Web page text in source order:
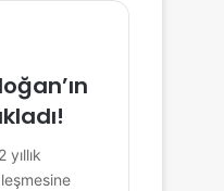
yıllık